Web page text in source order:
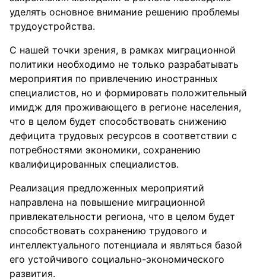
уделять основное внимание решению проблемы
трудоустройства.
С нашей точки зрения, в рамках миграционной
политики необходимо не только разрабатывать
мероприятия по привлечению иностранных
специалистов, но и формировать положительный
имидж для проживающего в регионе населения,
что в целом будет способствовать снижению
дефицита трудовых ресурсов в соответствии с
потребностями экономики, сохранению
квалифицированных специалистов.
Реализация предложенных мероприятий
направлена на повышение миграционной
привлекательности региона, что в целом будет
способствовать сохранению трудового и
интеллектуального потенциала и являться базой
его устойчивого социально-экономического
развития.